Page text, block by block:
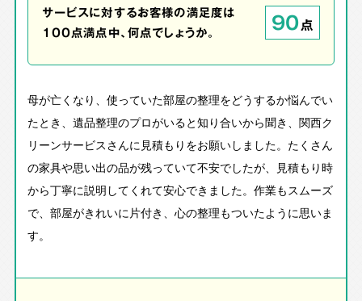
サービスに対するお客様の満足度は
100点満点中、何点でしょうか。
90点
母が亡くなり、使っていた部屋の整理をどうするか悩んでい
たとき、遺品整理のプロがいると知り合いから聞き、関西ク
リーンサービスさんに見積もりをお願いしました。たくさん
の家具や思い出の品が残っていて不安でしたが、見積もり時
から丁寧に説明してくれて安心できました。作業もスムーズ
で、部屋がきれいに片付き、心の整理もついたように思いま
す。